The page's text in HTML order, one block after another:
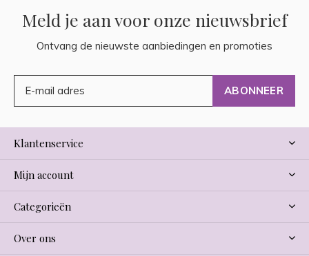
Meld je aan voor onze nieuwsbrief
Ontvang de nieuwste aanbiedingen en promoties
ABONNEER
Klantenservice
Mijn account
Categorieën
Over ons